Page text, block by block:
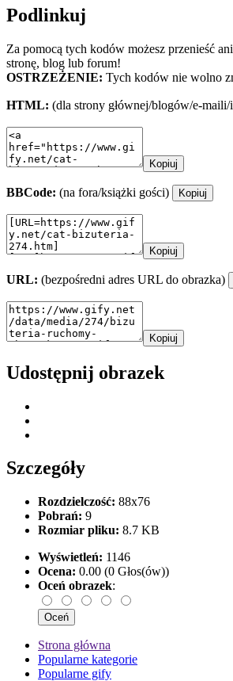
Podlinkuj
Za pomocą tych kodów możesz przenieść
stronę, blog lub forum!
OSTRZEŻENIE: Tych kodów nie wolno
HTML: (dla strony głównej/blogów/e-maili/
Kopiuj
BBCode: (na fora/książki gości) Kopiuj
Kopiuj
URL: (bezpośredni adres URL do obrazka)
Kopiuj
Udostępnij obrazek
Szczegóły
Rozdzielczość: 88x76
Pobrań: 9
Rozmiar pliku: 8.7 KB
Wyświetleń: 1146
Ocena: 0.00 (0 Głos(ów))
Oceń obrazek:
Strona główna
Popularne kategorie
Popularne gify